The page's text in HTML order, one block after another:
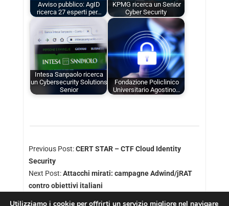
Avviso pubblico: AgID
ricerca 27 esperti per…
KPMG ricerca un Senior
Cyber Security
Intesa Sanpaolo ricerca
un Cybersecurity Solutions
Senior
Fondazione Policlinico
Universitario Agostino…
Previous Post:CERT STAR – CTF Cloud Identity
Security
Next Post:Attacchi mirati: campagne Adwind/jRAT
contro obiettivi italiani
Utilizziamo i cookie per offrirti un servizio migliore nel navigare